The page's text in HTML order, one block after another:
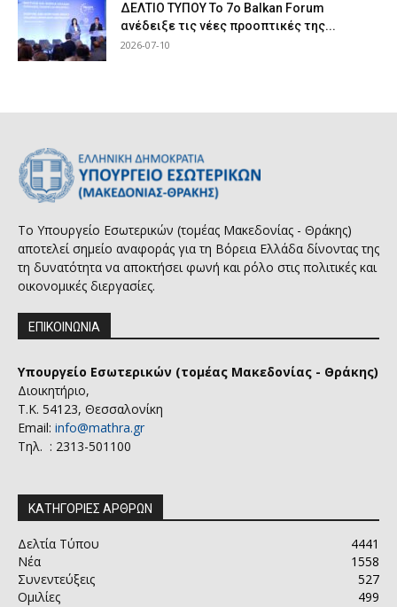
ΔΕΛΤΙΟ ΤΥΠΟΥ Το 7ο Balkan Forum
ανέδειξε τις νέες προοπτικές της...
2026-07-10
Το Υπουργείο Εσωτερικών (τομέας Μακεδονίας - Θράκης)
αποτελεί σημείο αναφοράς για τη Βόρεια Ελλάδα δίνοντας της
τη δυνατότητα να αποκτήσει φωνή και ρόλο στις πολιτικές και
οικονομικές διεργασίες.
ΕΠΙΚΟΙΝΩΝΙΑ
Υπουργείο Εσωτερικών (τομέας Μακεδονίας - Θράκης)
Διοικητήριο,
Τ.Κ. 54123, Θεσσαλονίκη
Email: info@mathra.gr
Τηλ. : 2313-501100
ΚΑΤΗΓΟΡΙΕΣ ΑΡΘΡΩΝ
Δελτία Τύπου
4441
Νέα
1558
Συνεντεύξεις
527
Ομιλίες
499